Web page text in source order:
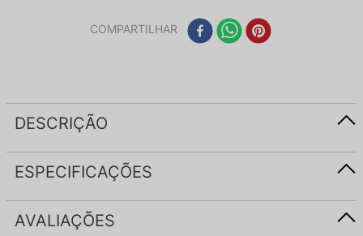
COMPARTILHAR
DESCRIÇÃO
ESPECIFICAÇÕES
AVALIAÇÕES